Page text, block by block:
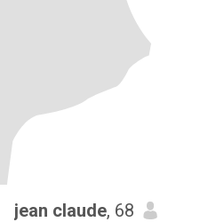
jean claude, 68